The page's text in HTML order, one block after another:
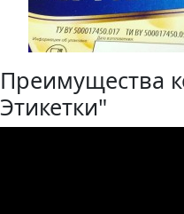
Преимущества
Этикетки"